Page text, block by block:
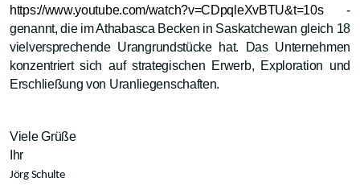
https://www.youtube.com/watch?v=CDpqleXvBTU&t=10s-
genannt, die im Athabasca Becken in Saskatchewan gleich 18
vielversprechende Urangrundstücke hat. Das Unternehmen
konzentriert sich auf strategischen Erwerb, Exploration und
Erschließung von Uranliegenschaften.
Viele Grüße
Ihr
Jörg Schulte